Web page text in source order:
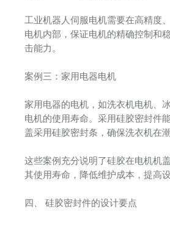
工业机器人伺服电机需要在高精度
电机内部，保证电机的精确控制和
击能力。
案例三：家用电器电机
家用电器的电机，如洗衣机电机、
电机的使用寿命。采用硅胶密封件
盖采用硅胶密封条，确保洗衣机在
这些案例充分说明了硅胶在电机机
其使用寿命，降低维护成本，提高
四、 硅胶密封件的设计要点